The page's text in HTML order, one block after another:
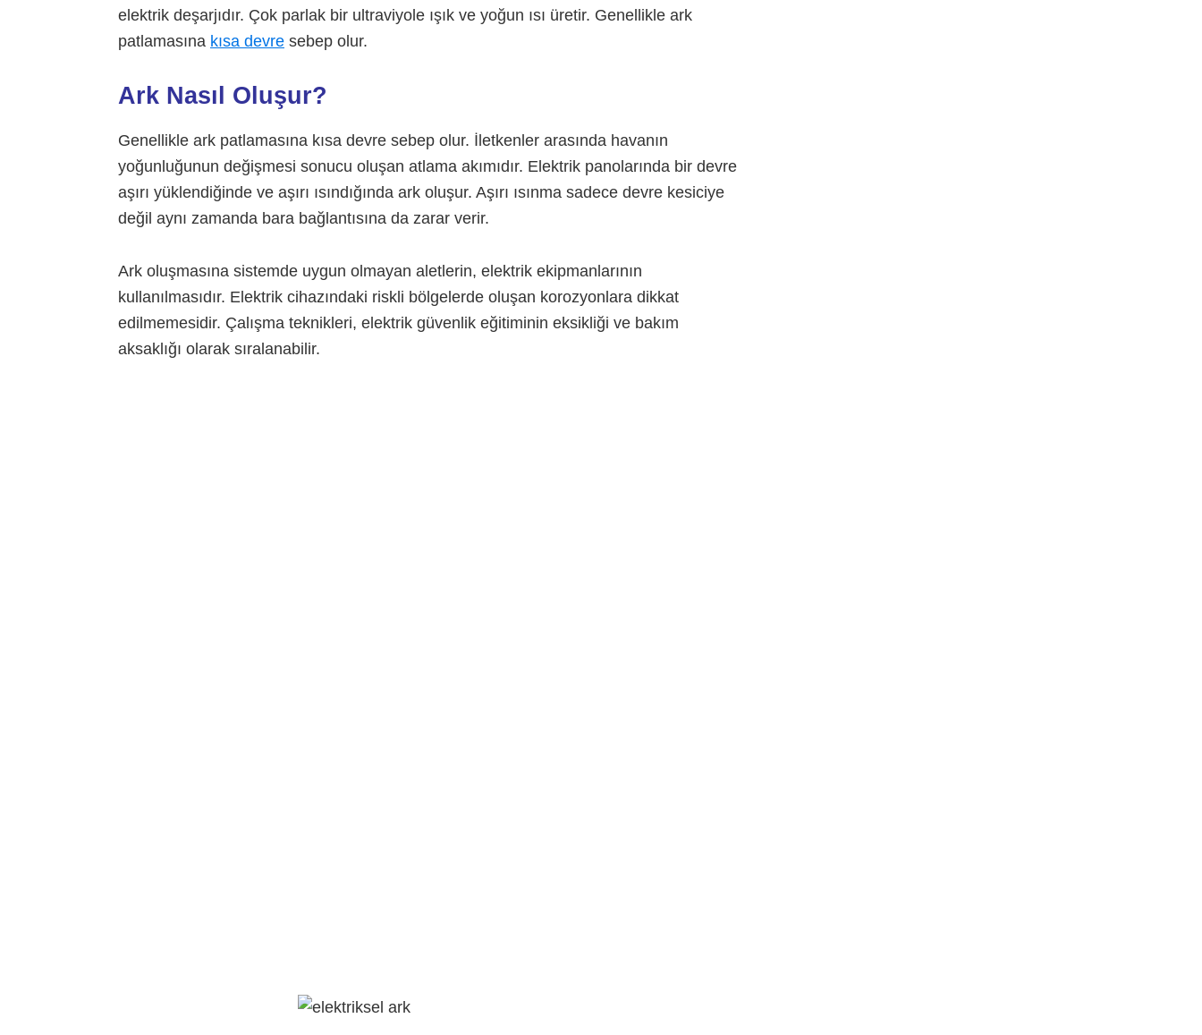
elektrik deşarjıdır. Çok parlak bir ultraviyole ışık ve yoğun ısı üretir. Genellikle ark
patlamasına kısa devre sebep olur.
Ark Nasıl Oluşur?
Genellikle ark patlamasına kısa devre sebep olur. İletkenler arasında havanın
yoğunluğunun değişmesi sonucu oluşan atlama akımıdır. Elektrik panolarında bir devre
aşırı yüklendiğinde ve aşırı ısındığında ark oluşur. Aşırı ısınma sadece devre kesiciye
değil aynı zamanda bara bağlantısına da zarar verir.
Ark oluşmasına sistemde uygun olmayan aletlerin, elektrik ekipmanlarının
kullanılmasıdır. Elektrik cihazındaki riskli bölgelerde oluşan korozyonlara dikkat
edilmemesidir. Çalışma teknikleri, elektrik güvenlik eğitiminin eksikliği ve bakım
aksaklığı olarak sıralanabilir.